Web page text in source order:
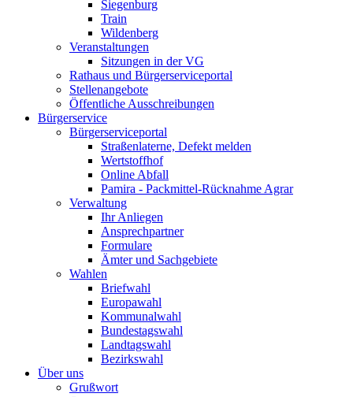
Siegenburg
Train
Wildenberg
Veranstaltungen
Sitzungen in der VG
Rathaus und Bürgerserviceportal
Stellenangebote
Öffentliche Ausschreibungen
Bürgerservice
Bürgerserviceportal
Straßenlaterne, Defekt melden
Wertstoffhof
Online Abfall
Pamira - Packmittel-Rücknahme Agrar
Verwaltung
Ihr Anliegen
Ansprechpartner
Formulare
Ämter und Sachgebiete
Wahlen
Briefwahl
Europawahl
Kommunalwahl
Bundestagswahl
Landtagswahl
Bezirkswahl
Über uns
Grußwort